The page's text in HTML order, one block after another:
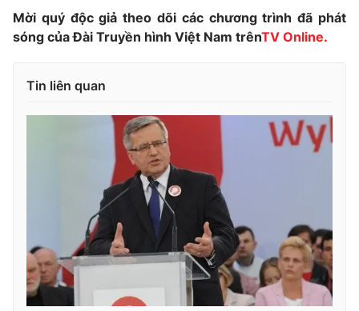
Chất lượng cuộc sống
Học trực tuyến
Hitech Công nghệ tương lai
Lịch phát sóng
Podcast
Infographic
Video Shorts video
Mời quý độc giả theo dõi các chương trình đã phát
sóng của Đài Truyền hình Việt Nam trênTV Online.
Tin liên quan